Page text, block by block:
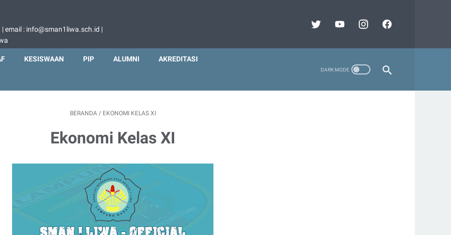
email : info@sman1liwa.sch.id |
KESISWAAN PIP ALUMNI AKREDITASI
BERANDA / EKONOMI KELAS XI
Ekonomi Kelas XI